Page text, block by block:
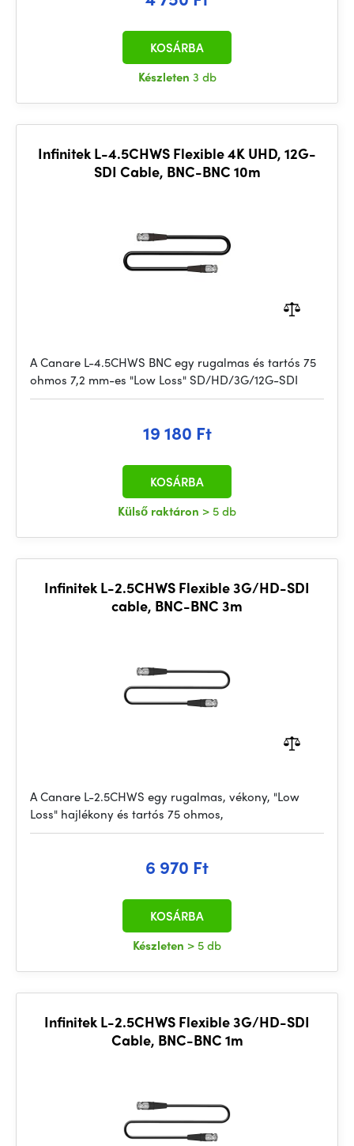
Készleten 3 db
KOSÁRBA
Infinitek L-4.5CHWS Flexible 4K UHD, 12G-
SDI Cable, BNC-BNC 10m
A Canare L-4.5CHWS BNC egy rugalmas és tartós 75
ohmos 7,2 mm-es "Low Loss" SD/HD/3G/12G-SDI
19 180 Ft
Külső raktáron > 5 db
KOSÁRBA
Infinitek L-2.5CHWS Flexible 3G/HD-SDI
cable, BNC-BNC 3m
A Canare L-2.5CHWS egy rugalmas, vékony, "Low
Loss" hajlékony és tartós 75 ohmos,
6 970 Ft
Készleten > 5 db
KOSÁRBA
Infinitek L-2.5CHWS Flexible 3G/HD-SDI
Cable, BNC-BNC 1m